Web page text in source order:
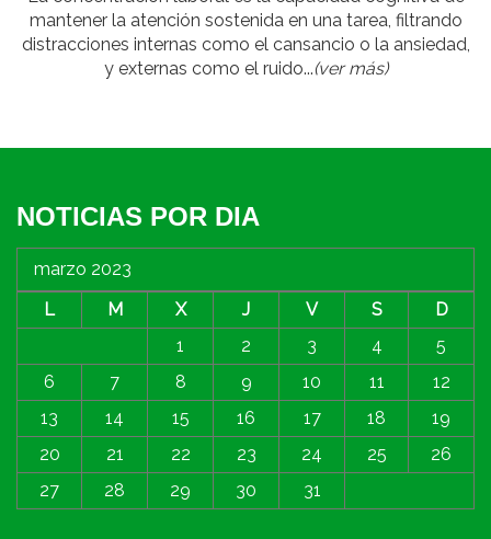
mantener la atención sostenida en una tarea, filtrando
distracciones internas como el cansancio o la ansiedad,
y externas como el ruido...(ver más)
NOTICIAS POR DIA
marzo 2023
L
M X J V S
D
1
2 3 4
5
6
7 8 9 10 11
12
13
14 15 16 17 18
19
20
21 22 23 24 25
26
27
28 29 30 31